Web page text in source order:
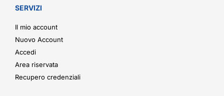
SERVIZI
Il mio account
Nuovo Account
Accedi
Area riservata
Recupero credenziali